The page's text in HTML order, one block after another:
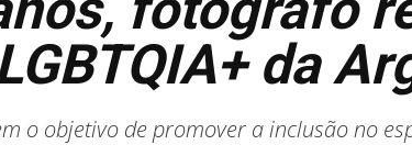
da
o objetivo de promover a inclusão no